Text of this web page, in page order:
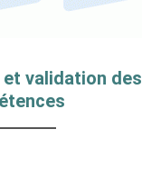
validation des